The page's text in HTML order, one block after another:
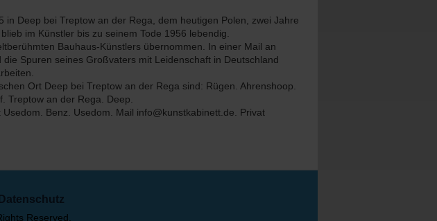
Deep bei Treptow an der Rega, dem heutigen Polen, zwei Jahre
im Künstler bis zu seinem Tode 1956 lebendig.
Bauhaus-Künstlers übernommen. In einer Mail an
Spuren seines Großvaters mit Leidenschaft in Deutschland
Ort Deep bei Treptow an der Rega sind: Rügen. Ahrenshoop.
Treptow an der Rega. Deep.
Benz. Usedom. Mail info@kunstkabinett.de. Privat
Datenschutz
Reserved.